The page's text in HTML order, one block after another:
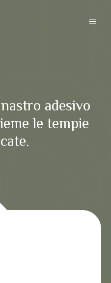
adesivo
le tempie